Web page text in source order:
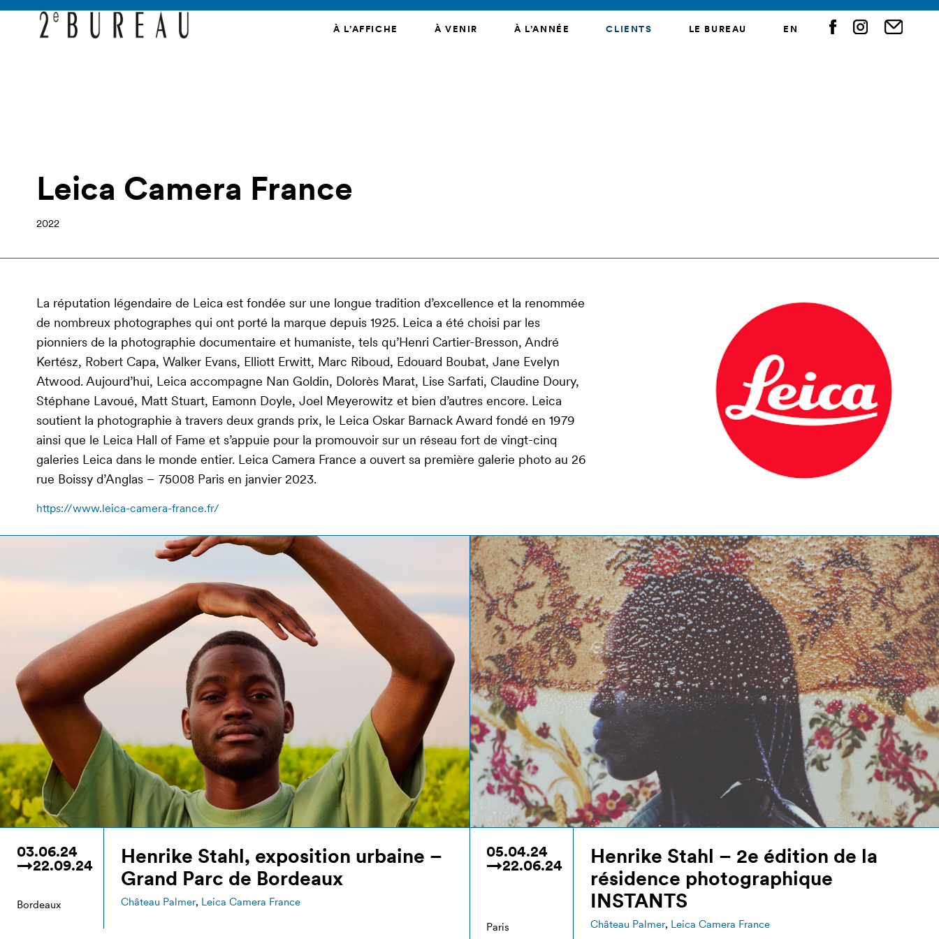
À L’AFFICHE À VENIR À L’ANNÉE CLIENTS LE BUREAU EN
Leica Camera France
2022
La réputation légendaire de Leica est fondée sur une longue tradition d’excellence et la renommée
de nombreux photographes qui ont porté la marque depuis 1925. Leica a été choisi par les
pionniers de la photographie documentaire et humaniste, tels qu’Henri Cartier-Bresson, André
Kertész, Robert Capa, Walker Evans, Elliott Erwitt, Marc Riboud, Edouard Boubat, Jane Evelyn
Atwood. Aujourd’hui, Leica accompagne Nan Goldin, Dolorès Marat, Lise Sarfati, Claudine Doury,
Stéphane Lavoué, Matt Stuart, Eamonn Doyle, Joel Meyerowitz et bien d’autres encore. Leica
soutient la photographie à travers deux grands prix, le Leica Oskar Barnack Award fondé en 1979
ainsi que le Leica Hall of Fame et s’appuie pour la promouvoir sur un réseau fort de vingt-cinq
galeries Leica dans le monde entier. Leica Camera France a ouvert sa première galerie photo au 26
rue Boissy d’Anglas – 75008 Paris en janvier 2023.
https://www.leica-camera-france.fr/
03.06.24
→22.09.24
Bordeaux
Henrike Stahl, exposition urbaine –
Grand Parc de Bordeaux
Château Palmer, Leica Camera France
05.04.24
→22.06.24
Paris
Henrike Stahl – 2e édition de la
résidence photographique
INSTANTS
Château Palmer, Leica Camera France